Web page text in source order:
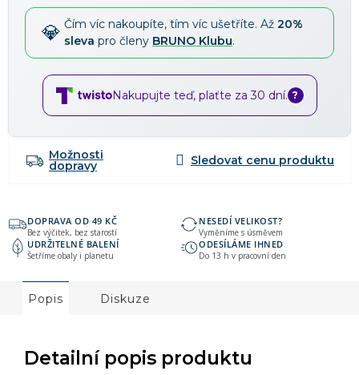
Čím víc nakoupíte, tím víc ušetříte. Až 20%
sleva pro členy BRUNO Klubu.
Nakupujte teď, plaťte za 30 dní. ?
Možnosti
dopravy
DOPRAVA OD 49 KČ
Bez výčitek, bez starostí
NESEDÍ VELIKOST?
Vyměníme s úsměvem
UDRŽITELNÉ BALENÍ
Šetříme obaly i planetu
ODESÍLÁME IHNED
Do 13 h v pracovní den
Popis Diskuze
Detailní popis produktu